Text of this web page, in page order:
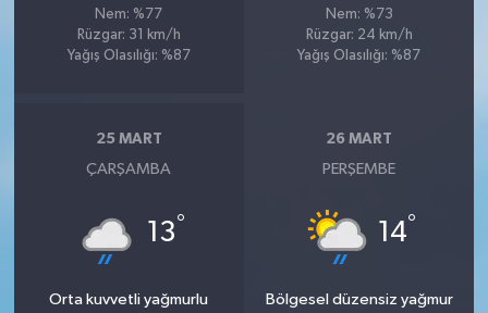
Nem: %77
Rüzgar: 31 km/h
Yağış Olasılığı: %87
Nem: %73
Rüzgar: 24 km/h
Yağış Olasılığı: %87
25 MART
ÇARŞAMBA
13°
Orta kuvvetli yağmurlu
26 MART
PERŞEMBE
14°
Bölgesel düzensiz yağmur